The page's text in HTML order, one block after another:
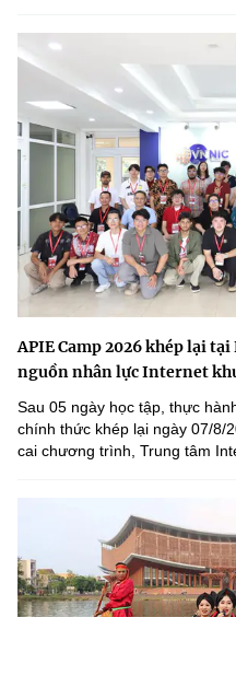
APIE Camp 2026 khép lại
nguồn nhân lực Internet
Sau 05 ngày học tập, thực
chính thức khép lại ngày 07/8/
cai chương trình, Trung tâm